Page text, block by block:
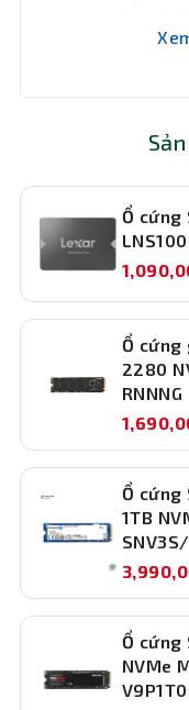
suất ổn định
Dung lượng 1TB
cho hệ điều hành,
hoặc dữ liệu cá
được tối ưu hóa
kiểm soát nhiệt và
ro nghẽn cổ chai
Tương thích đa
Ổ cứng
Ổ cứng
2280
RNNNG
Ổ cứng
1TB
Ổ cứng
NVMe